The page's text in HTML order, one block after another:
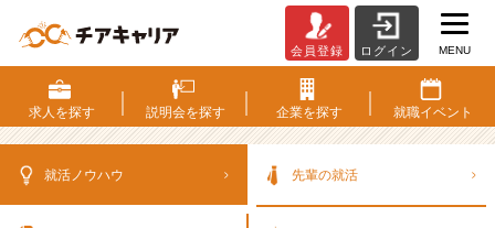
考
対
策・
会員登録 ログイン MENU
求人を探す 説明会を探す 企業を探す 就職イベント
就活ノウハウ 先輩の就活